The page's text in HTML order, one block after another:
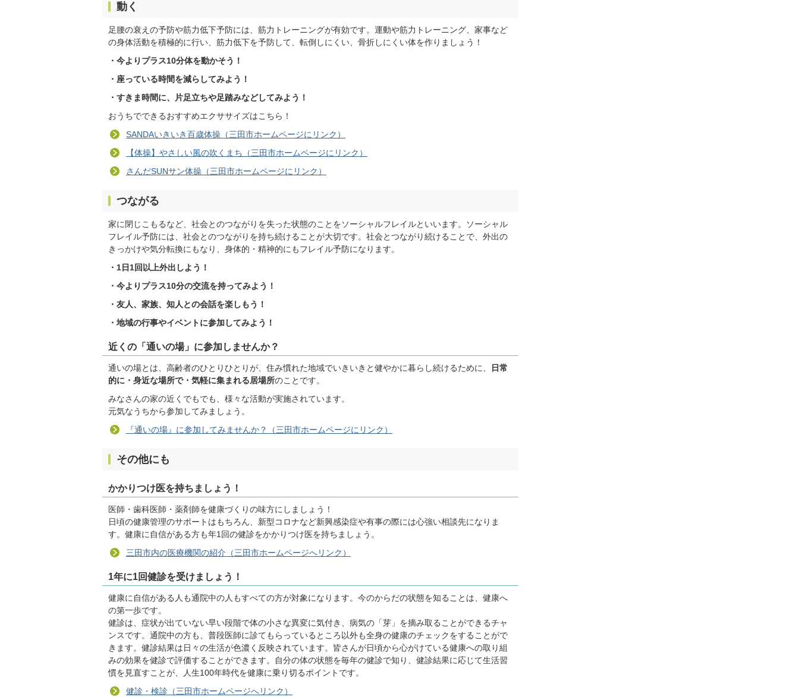
動く
足腰の衰えの予防や筋力低下予防には、筋力トレーニングが有効です。運動や筋力トレーニング、家事など
の身体活動を積極的に行い、筋力低下を予防して、転倒しにくい、骨折しにくい体を作りましょう！
・今よりプラス10分体を動かそう！
・座っている時間を減らしてみよう！
・すきま時間に、片足立ちや足踏みなどしてみよう！
おうちでできるおすすめエクササイズはこちら！
SANDAいきいき百歳体操（三田市ホームページにリンク）
【体操】やさしい風の吹くまち（三田市ホームページにリンク）
さんだSUNサン体操（三田市ホームページにリンク）
つながる
家に閉じこもるなど、社会とのつながりを失った状態のことをソーシャルフレイルといいます。ソーシャル
フレイル予防には、社会とのつながりを持ち続けることが大切です。社会とつながり続けることで、外出の
きっかけや気分転換にもなり、身体的・精神的にもフレイル予防になります。
・1日1回以上外出しよう！
・今よりプラス10分の交流を持ってみよう！
・友人、家族、知人との会話を楽しもう！
・地域の行事やイベントに参加してみよう！
近くの「通いの場」に参加しませんか？
通いの場とは、高齢者のひとりひとりが、住み慣れた地域でいきいきと健やかに暮らし続けるために、
日常
的に・身近な場所で・気軽に集まれる居場所のことです。
みなさんの家の近くでもでも、様々な活動が実施されています。
元気なうちから参加してみましょう。
『通いの場』に参加してみませんか？（三田市ホームページにリンク）
その他にも
かかりつけ医を持ちましょう！
医師・歯科医師・薬剤師を健康づくりの味方にしましょう！
日頃の健康管理のサポートはもちろん、新型コロナなど新興感染症や有事の際には心強い相談先になりま
す。健康に自信がある方も年1回の健診をかかりつけ医を持ちましょう。
三田市内の医療機関の紹介（三田市ホームページへリンク）
1年に1回健診を受けましょう！
健康に自信がある人も通院中の人もすべての方が対象になります。今のからだの状態を知ることは、健康へ
の第一歩です。
健診は、症状が出ていない早い段階で体の小さな異変に気付き、病気の「芽」を摘み取ることができるチャ
ンスです。通院中の方も、普段医師に診てもらっているところ以外も全身の健康のチェックをすることがで
きます。健診結果は日々の生活が色濃く反映されています。皆さんが日頃から心がけている健康への取り組
みの効果を健診で評価することができます。自分の体の状態を毎年の健診で知り、健診結果に応じて生活習
慣を見直すことが、人生100年時代を健康に乗り切るポイントです。
健診・検診（三田市ホームページへリンク）